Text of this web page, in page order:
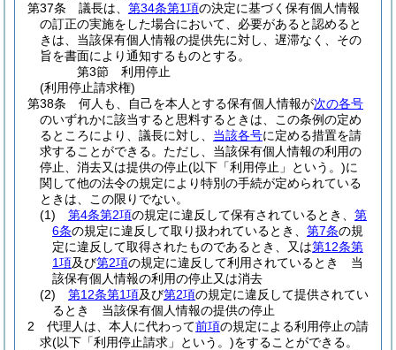
第37条
議長は、 第34条第1項の決定に基づく保有個人情報
の訂正の実施をした場合において、必要があると認めると
きは、当該保有個人情報の提供先に対し、遅滞なく、その
旨を書面により通知するものとする。
第3節
利用停止
(利用停止請求権)
第38条
何人も、自己を本人とする保有個人情報が次の各号
のいずれかに該当すると思料するときは、この条例の定め
るところにより、議長に対し、 当該各号に定める措置を請
求することができる。 ただし、当該保有個人情報の利用の
停止、消去又は提供の停止(以下「利用停止」という。)に
関して他の法令の規定により特別の手続が定められている
ときは、この限りでない。
(1)
第4条第2項の規定に違反して保有されているとき、 第
6条の規定に違反して取り扱われているとき、 第7条の規
定に違反して取得されたものであるとき、又は第12条第
1項及び第2項の規定に違反して利用されているとき 当
該保有個人情報の利用の停止又は消去
(2)
第12条第1項及び第2項の規定に違反して提供されてい
るとき 当該保有個人情報の提供の停止
2
代理人は、本人に代わって前項の規定による利用停止の請
求(以下「利用停止請求」という。)をすることができる。